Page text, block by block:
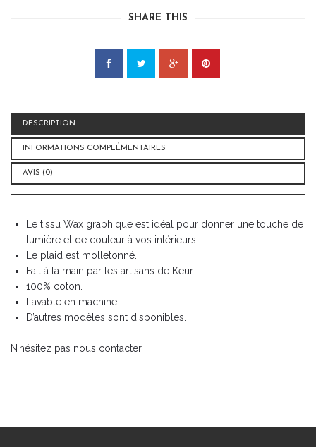
SHARE THIS
DESCRIPTION
INFORMATIONS COMPLÉMENTAIRES
AVIS (0)
Le tissu Wax graphique est idéal pour donner une touche de
lumière et de couleur à vos intérieurs.
Le plaid est molletonné.
Fait à la main par les artisans de Keur.
100% coton.
Lavable en machine
D’autres modèles sont disponibles.
N’hésitez pas nous contacter.